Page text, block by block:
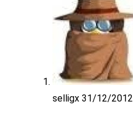
selligx 31/12/2012